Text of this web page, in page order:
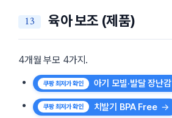
육아 보조 (제품)
4개월 부모 4가지.
아기 모빌·발달 장난감
치발기 BPA Free